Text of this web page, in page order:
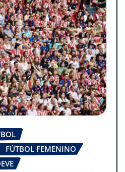
FÚTBOL FEMENINO